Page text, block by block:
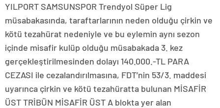
YILPORT SAMSUNSPOR Trendyol Süper Lig
müsabakasında, taraftarlarının neden olduğu çirkin ve
kötü tezahürat nedeniyle ve bu eylemin aynı sezon
içinde misafir kulüp olduğu müsabakada 3. kez
gerçekleştirilmesinden dolayı 140.000.-TL PARA
CEZASI ile cezalandırılmasına, FDT’nin 53/3. maddesi
uyarınca çirkin ve kötü tezahüratta bulunan MİSAFİR
ÜST TRİBÜN MİSAFİR ÜST A blokta yer alan